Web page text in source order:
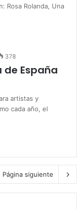
Rosa Rolanda, Una
378
de España
artistas y
cada año, el
Página siguiente